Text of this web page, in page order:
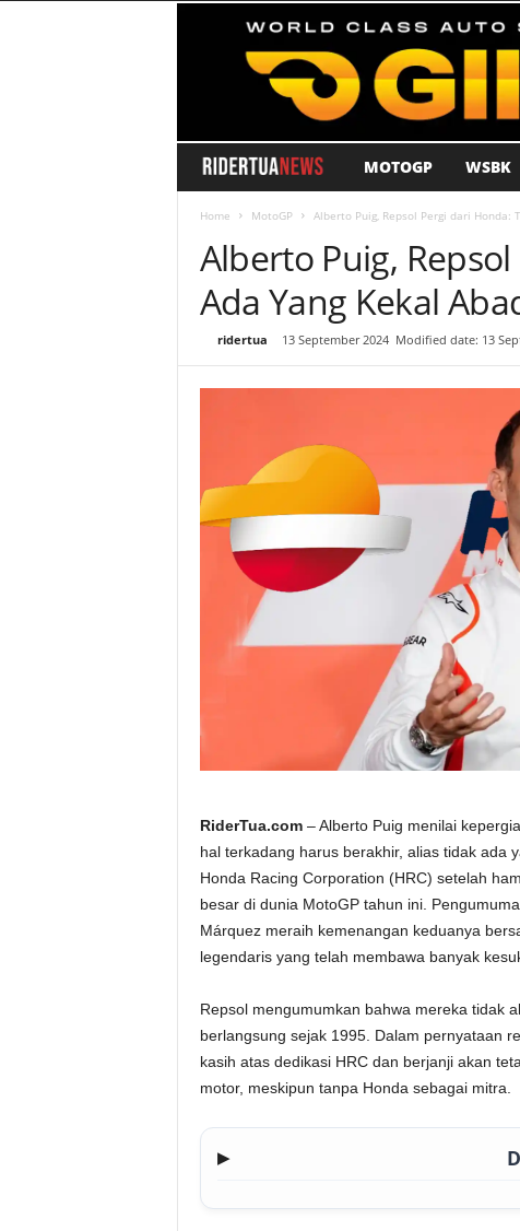
i
d
u
.
o
MOTOGP WSBK
Home MotoGP Alberto Puig, Repsol Pergi dari Honda:
Alberto Puig,
Ada Yang Kekal
ridertua 13 September 2024 Modified date: 13
RiderTua.com – Alberto Puig menilai
hal terkadang harus berakhir, alias tidak
Honda Racing Corporation (HRC) setelah
besar di dunia MotoGP tahun ini.
Márquez meraih kemenangan keduanya
legendaris yang telah membawa banyak
Repsol mengumumkan bahwa mereka tidak
berlangsung sejak 1995. Dalam pernyataan
kasih atas dedikasi HRC dan berjanji akan
motor, meskipun tanpa Honda sebagai mitra.
▶